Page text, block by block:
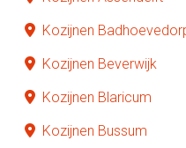
Kozijnen
Kozijnen Beverwijk
Kozijnen Blaricum
Kozijnen Bussum